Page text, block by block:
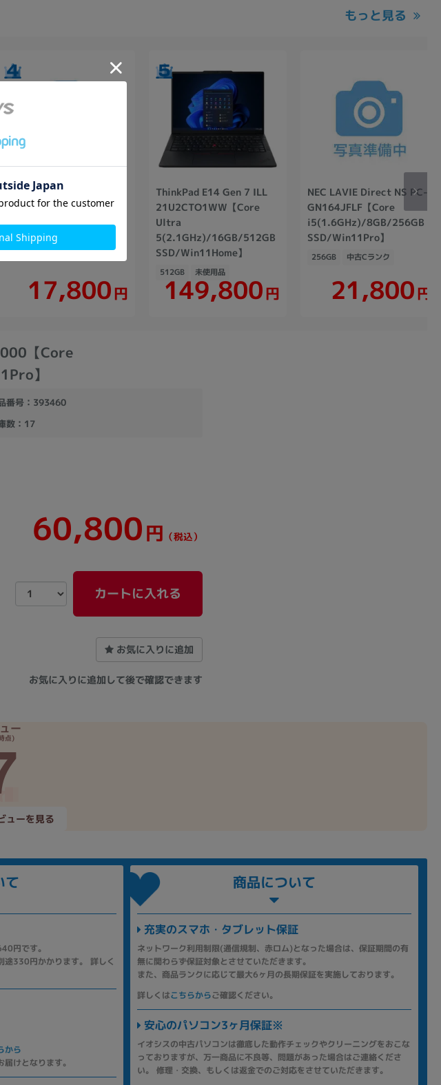
もっと見る
ASUS B1100FK
B1100FKA-
BP1354XA【Celeron(1.1GHz)/8GB/128GB/Win11Pro】
128GB 中古Bランク
17,800円
ThinkPad E14 Gen 7 ILL
21U2CTO1WW【Core
Ultra
5(2.1GHz)/16GB/512GB
SSD/Win11Home】
512GB 未使用品
149,800円
NEC LAVIE Direct NS PC-
GN164JFLF【Core
i5(1.6GHz)/8GB/256GB
SSD/Win11Pro】
256GB 中古Cランク
21,800円
【Core
】
番号：393460
数：17
60,800円 （税込）
カートに入れる
お気に入りに追加
お気に入りに追加して後で確認できます
ー
点)
ューを見る
て
円です。
途330円かかります。 詳しく
から
けとなります。
商品について
充実のスマホ・タブレット保証
ネットワーク利用制限(通信規制、赤ロム)となった場合は、保証期間の有
無に関わらず保証対象とさせていただきます。
また、商品ランクに応じて最大6ヶ月の長期保証を実施しております。
詳しくはこちらからご確認ください。
安心のパソコン3ヶ月保証※
イオシスの中古パソコンは徹底した動作チェックやクリーニングをおこな
っておりますが、万一商品に不良等、問題があった場合はご連絡くださ
い。 修理・交換、もしくは返金でのご対応をさせていただきます。